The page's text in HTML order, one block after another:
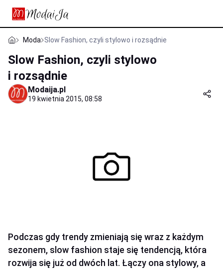
Moda Slow Fashion, czyli stylowo i rozsądnie
Slow Fashion, czyli stylowo
i rozsądnie
Modaija.pl
19 kwietnia 2015, 08:58
Podczas gdy trendy zmieniają się wraz z każdym
sezonem, slow fashion staje się tendencją, która
rozwija się już od dwóch lat. Łączy ona stylowy, a